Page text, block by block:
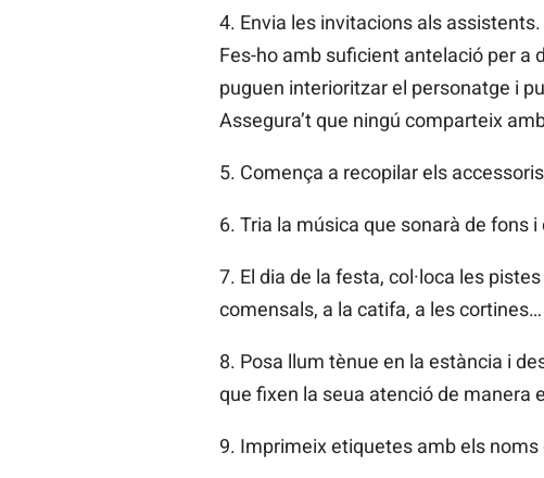
4. Envia les invitacions als
Fes-ho amb suficient antelació per a
puguen interioritzar el personatge i
Assegura’t que ningú comparteix
5. Comença a recopilar els
6. Tria la música que sonarà de fons
7. El dia de la festa, col·loca les
comensals, a la catifa, a les cortines…
8. Posa llum tènue en la estància i
que fixen la seua atenció de manera
9. Imprimeix etiquetes amb els